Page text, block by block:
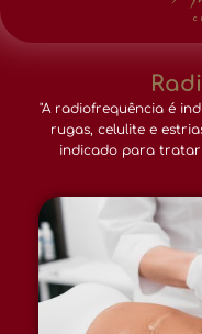
"A radiofrequência é
rugas, celulite e
indicado para tratar